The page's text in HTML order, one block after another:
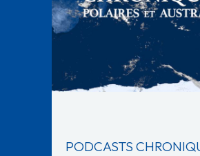
PODCASTS